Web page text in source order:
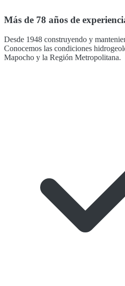
Más de 78 años de
Desde 1948 construyendo y
Conocemos las condiciones
Mapocho y la Región Metropolitana.